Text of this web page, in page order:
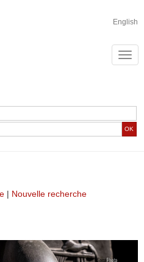
English
OK
| Nouvelle recherche